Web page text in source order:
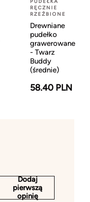
PUDEŁKA
RĘCZNIE
RZEŹBIONE
Drewniane
pudełko
grawerowane
- Twarz
Buddy
(średnie)
58.40 PLN
Dodaj
pierwszą
opinię